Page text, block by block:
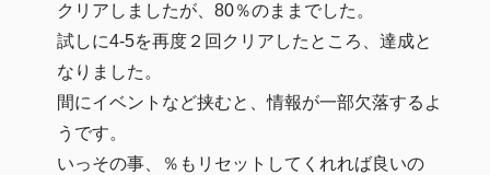
クリアしましたが、80％のままでした。
試しに4-5を再度２回クリアしたところ、達成と
なりました。
間にイベントなど挟むと、情報が一部欠落するよ
うです。
いっその事、％もリセットしてくれれば良いの